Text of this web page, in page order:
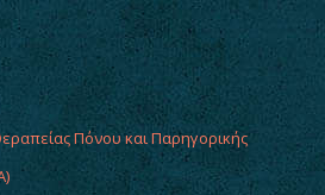
Πόνου και Παρηγορικής